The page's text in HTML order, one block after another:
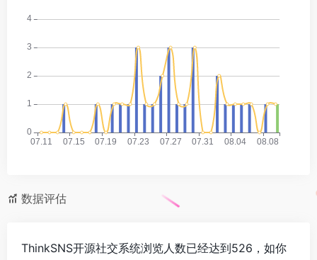
数据评估
ThinkSNS开源社交系统浏览人数已经达到526，如你